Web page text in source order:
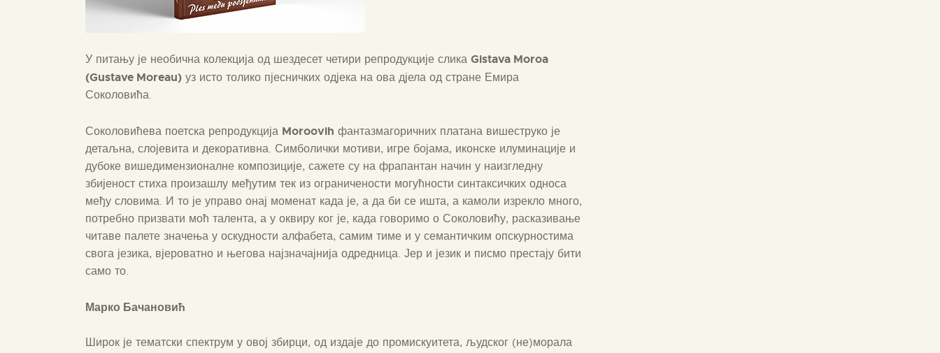
У питању је необична колекција од шездесет четири репродукције слика Gistava Moroa
(Gustave Moreau) уз исто толико пјесничких одјека на ова дјела од стране Емира
Соколовића.
Соколовићева поетска репродукција Moroovih фантазмагоричних платана вишеструко је
детаљна, слојевита и декоративна. Симболички мотиви, игре бојама, иконске илуминације и
дубоке вишедимензионалне композиције, сажете су на фрапантан начин у наизгледну
збијеност стиха произашлу међутим тек из ограничености могућности синтаксичких односа
међу словима. И то је управо онај моменат када је, а да би се ишта, а камоли изрекло много,
потребно призвати моћ талента, а у оквиру ког је, када говоримо о Соколовићу, расказивање
читаве палете значења у оскудности алфабета, самим тиме и у семантичким опскурностима
свога језика, вјероватно и његова најзначајнија одредница. Јер и језик и писмо престају бити
само то.
Марко Бачановић
Широк је тематски спектрум у овој збирци, од издаје до промискуитета, људског (не)морала